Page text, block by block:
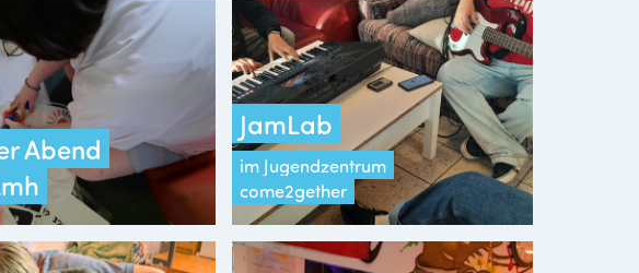
Abend
JamLab
im Jugendzentrum
come2gether